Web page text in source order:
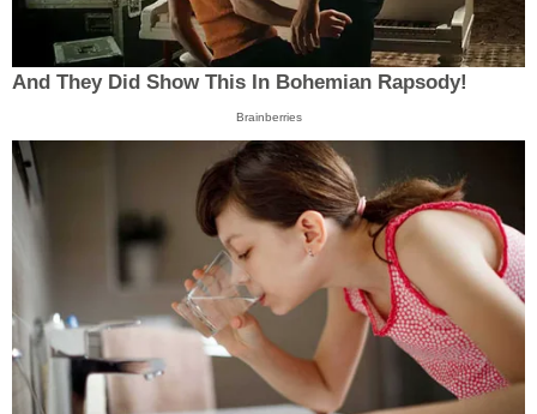
And They Did Show This In Bohemian Rapsody!
Brainberries